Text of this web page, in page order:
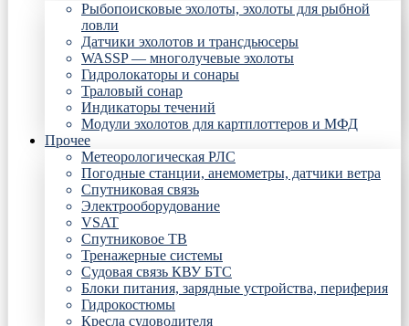
Рыбопоисковые эхолоты, эхолоты для рыбной
ловли
Датчики эхолотов и трансдьюсеры
WASSP — многолучевые эхолоты
Гидролокаторы и сонары
Траловый сонар
Индикаторы течений
Модули эхолотов для картплоттеров и МФД
Прочее
Метеорологическая РЛС
Погодные станции, анемометры, датчики ветра
Спутниковая связь
Электрооборудование
VSAT
Спутниковое ТВ
Тренажерные системы
Судовая связь КВУ БТС
Блоки питания, зарядные устройства, периферия
Гидрокостюмы
Кресла судоводителя